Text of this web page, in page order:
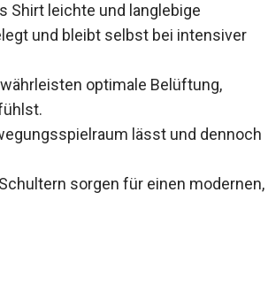
Shirt leichte und langlebige
und bleibt selbst bei intensiver
optimale Belüftung,
lässt und dennoch
sorgen für einen modernen,